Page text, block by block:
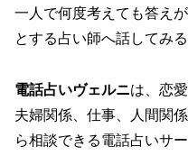
一人で何度考えても答え
とする占い師へ話してみ
電話占いヴェルニは、恋
夫婦関係、仕事、人間関
ら相談できる電話占いサー